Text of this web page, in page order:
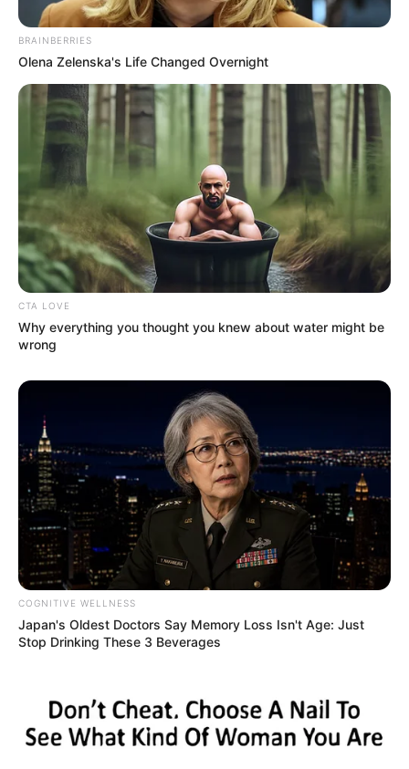
(foto: instagram/jessicaforresterr)
5. Jessica nggak mau kalah cantik sama bunganya
BRAINBERRIES
Olena Zelenska's Life Changed Overnight
CTA LOVE
Why everything you thought you knew about water might be
wrong
COGNITIVE WELLNESS
Japan's Oldest Doctors Say Memory Loss Isn't Age: Just
Stop Drinking These 3 Beverages